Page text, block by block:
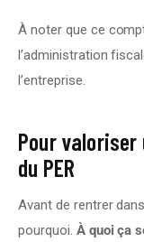
À noter que ce
l’administration
l’entreprise.
Pour valoriser
du PER
Avant de rentrer
pourquoi. À quoi ça